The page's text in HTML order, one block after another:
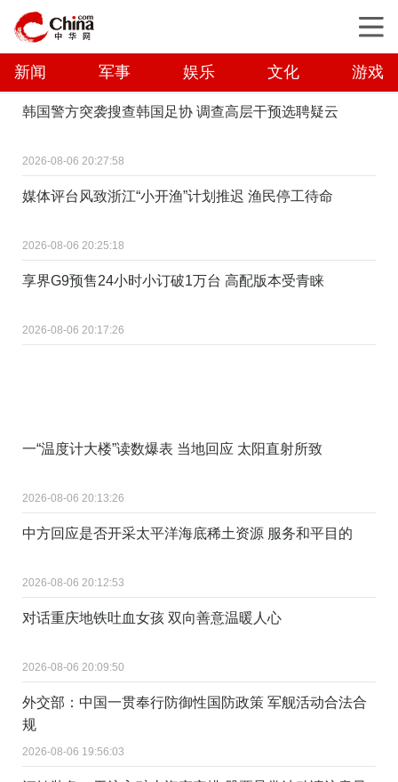
新闻 军事 娱乐 文化 游戏
韩国警方突袭搜查韩国足协 调查高层干预选聘疑云
2026-08-06 20:27:58
媒体评台风致浙江“小开渔”计划推迟 渔民停工待命
2026-08-06 20:25:18
享界G9预售24小时小订破1万台 高配版本受青睐
2026-08-06 20:17:26
一“温度计大楼”读数爆表 当地回应 太阳直射所致
2026-08-06 20:13:26
中方回应是否开采太平洋海底稀土资源 服务和平目的
2026-08-06 20:12:53
对话重庆地铁吐血女孩 双向善意温暖人心
2026-08-06 20:09:50
外交部：中国一贯奉行防御性国防政策 军舰活动合法合
规
2026-08-06 19:56:03